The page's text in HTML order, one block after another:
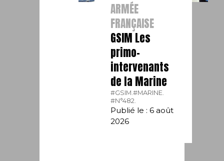
ARMÉE
FRANÇAISE
GSIM Les
primo-
intervenants
de la Marine
#GSIM.#MARINE.
#N°482.
Publié le : 6 août
2026